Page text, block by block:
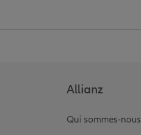
Allianz
Qui sommes-nous